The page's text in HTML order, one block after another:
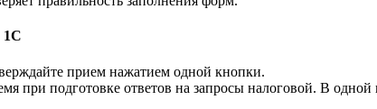
1С
прием нажатием одной кнопки.
при подготовке ответов на запросы налоговой. В